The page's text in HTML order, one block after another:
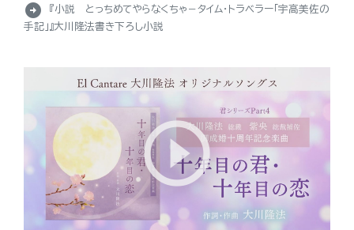
arrow_circle_right
『小説 とっちめてやらなくちゃ－タイム・トラベラー「宇高美佐の
手記」』大川隆法書き下ろし小説